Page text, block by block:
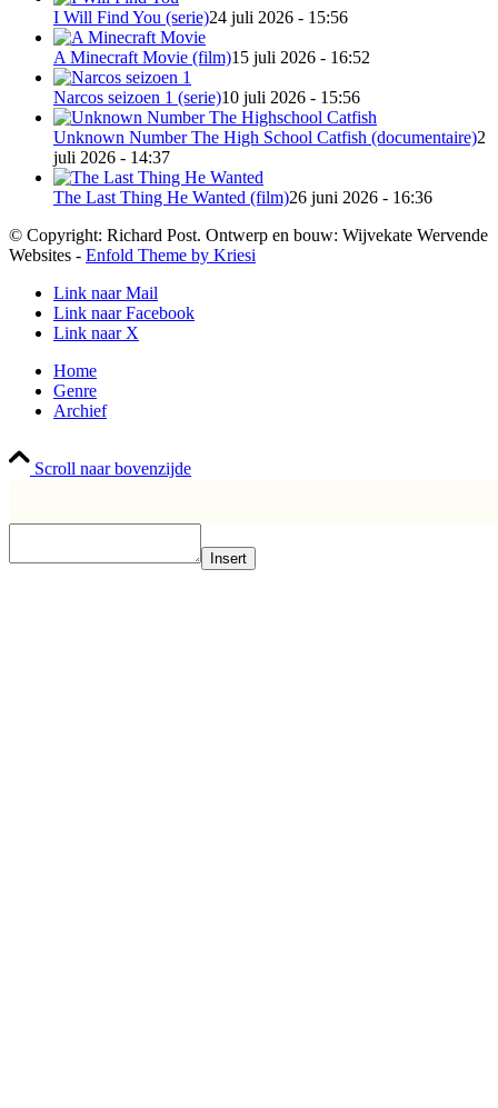
I Will Find You (serie)24 juli 2026 - 15:56
A Minecraft Movie (film)15 juli 2026 - 16:52
Narcos seizoen 1 (serie)10 juli 2026 - 15:56
Unknown Number The High School Catfish (documentaire)2
juli 2026 - 14:37
The Last Thing He Wanted (film)26 juni 2026 - 16:36
© Copyright: Richard Post. Ontwerp en bouw: Wijvekate Wervende
Websites - Enfold Theme by Kriesi
Link naar Mail
Link naar Facebook
Link naar X
Home
Genre
Archief
Scroll naar bovenzijde
Insert